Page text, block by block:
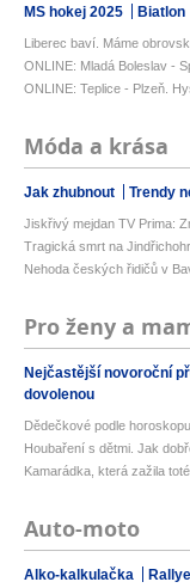
MS hokej 2025 Biatlon
Liberec baví. Máme
ONLINE: Mladá Boleslav -
ONLINE: Teplice - Plzeň.
Móda a krása
Jak zhubnout Trendy
Jiskřivý mejdan TV Prima:
Tragická smrt na
Nehoda českých řidičů v
Pro ženy a
Nejčastější novoroční
dovolenou
Dědečkové podle
Houbaření s dětmi. Jak
Kamarádka, která zažila
Auto-moto
Alko-kalkulačka